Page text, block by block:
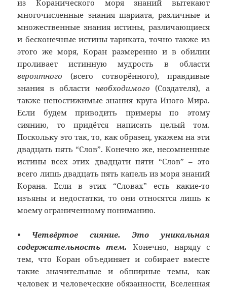
из Коранического моря знаний вытекают
многочисленные знания шариата, различные и
множественные знания истины, различающиеся
и бесконечные истины тариката, точно также из
этого же моря, Коран размеренно и в обилии
проливает истинную мудрость в области
вероятного (всего сотворённого), правдивые
знания в области необходимого (Создателя), а
также непостижимые знания круга Иного Мира.
Если будем приводить примеры по этому
сиянию, то придётся написать целый том.
Поскольку это так, то, как образец, укажем на эти
двадцать пять “Слов”. Конечно же, несомненные
истины всех этих двадцати пяти “Слов” – это
всего лишь двадцать пять капель из моря знаний
Корана. Если в этих “Словах” есть какие-то
изъяны и недостатки, то они относятся лишь к
моему ограниченному пониманию.
• Четвёртое сияние. Это уникальная
содержательность тем.
Конечно, наряду с
тем, что Коран объединяет и собирает вместе
такие значительные и обширные темы, как
человек и человеческие обязанности, Вселенная